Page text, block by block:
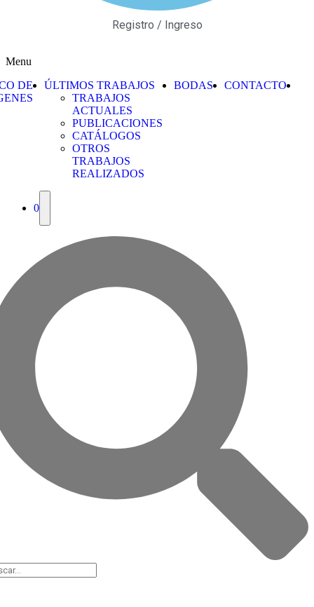
Registro / Ingreso
Menu
DE
ÚLTIMOS TRABAJOS
TRABAJOS
ACTUALES
PUBLICACIONES
CATÁLOGOS
OTROS
TRABAJOS
REALIZADOS
BODAS CONTACTO
0